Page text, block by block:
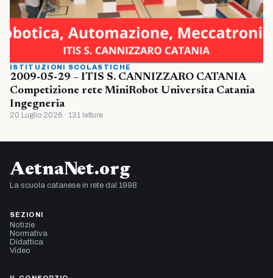
ISTITUZIONI SCOLASTICHE
2009-05-29 – ITIS S. CANNIZZARO CATANIA
Competizione rete MiniRobot Universita Catania
Ingegneria
20 Luglio 2026 · 131 letture
AetnaNet.org
La scuola catanese in rete dal 1998
SEZIONI
Notizie
Normativa
Didattica
Video